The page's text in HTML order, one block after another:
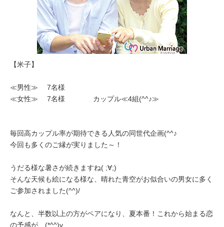
【米子】
≪男性≫ 7名様
≪女性≫ 7名様 カップル≪4組(^^♪≫
毎回高カップル率が期待できる人気の同世代企画(^^♪
今回も多くのご縁が実りました～！
うだる様な暑さが続きますね( ;∀;)
そんな天候も絵になる様な、晴れた青空がお似合いの男女に多く
ご参加されました(^^)/
なんと、半数以上の方がペアになり、夏本番！これから始まる恋
の予感が…(*^^)v